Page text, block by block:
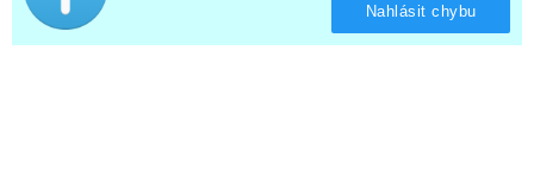
Nahlásit chybu